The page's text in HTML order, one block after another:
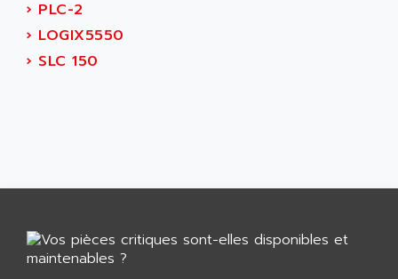
SMTB
SMT-BSI
8200-SERIES
SERIE 9000
AKA
AKER
AKIM AG
ALCATEL
ALDES
ALES
› PLC-2
› LOGIX5550
› SLC 150